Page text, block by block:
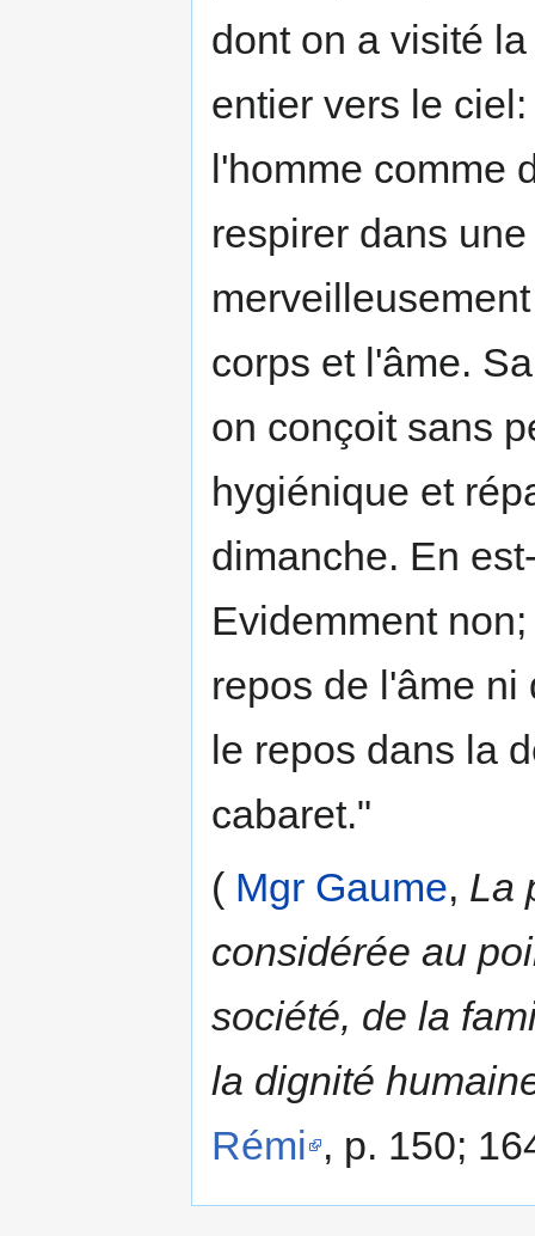
dont on a visité
entier vers le
l'homme comme
respirer dans
corps et l'âme.
on conçoit sans
hygiénique et
dimanche. En
Evidemment
repos de l'âme ni
le repos dans la
cabaret."
( Mgr Gaume, La
considérée au
société, de la
la dignité
Rémi , p. 150;